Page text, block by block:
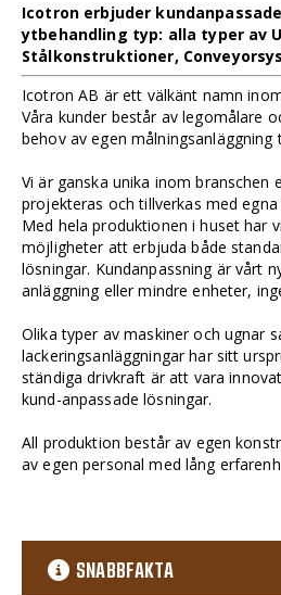
Icotron erbjuder
ytbehandling typ: alla typer av
Stålkonstruktioner,
Icotron AB är ett välkänt namn
Våra kunder består av legomålare
behov av egen målningsanläggning
Vi är ganska unika inom branschen
projekteras och tillverkas med
Med hela produktionen i huset har
möjligheter att erbjuda både
lösningar. Kundanpassning är vårt
anläggning eller mindre enheter,
Olika typer av maskiner och ugnar
lackeringsanläggningar har sitt
ständiga drivkraft är att vara
kund-anpassade lösningar.
All produktion består av egen
av egen personal med lång
SNABBFAKTA